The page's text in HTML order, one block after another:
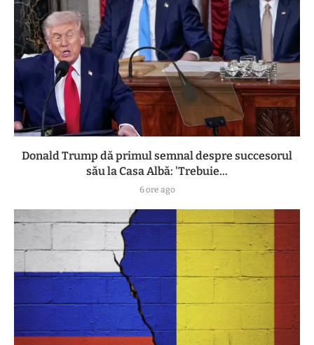
Donald Trump dă primul semnal despre succesorul
său la Casa Albă: 'Trebuie...
6 ore ago